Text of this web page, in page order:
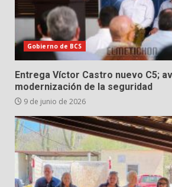
Gobierno de BCS
Entrega Víctor Castro nuevo C5;
modernización de la seguridad
9 de junio de 2026